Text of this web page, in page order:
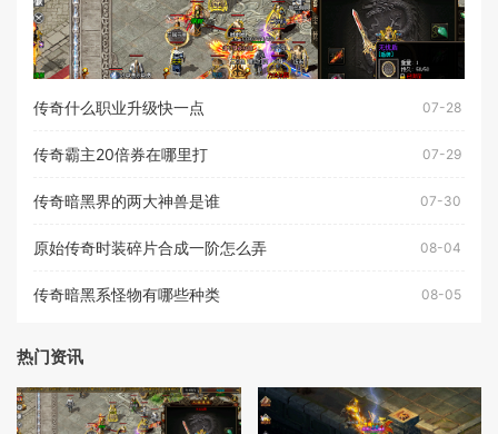
传奇什么职业升级快一点 07-28
传奇霸主20倍券在哪里打 07-29
传奇暗黑界的两大神兽是谁 07-30
原始传奇时装碎片合成一阶怎么弄 08-04
传奇暗黑系怪物有哪些种类 08-05
热门资讯